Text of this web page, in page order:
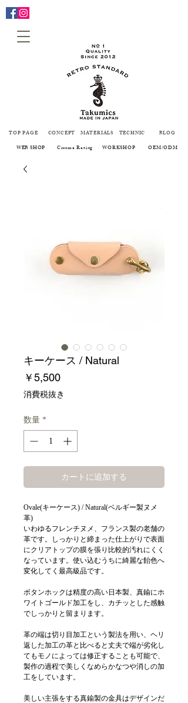
TOP PAGE CONCEPT MATERIALS TECHNIC
BLOG
WEB SHOP
Creema Rating WORKSHOP OEM/ODM
キーケース / Natural
￥5,500価
格
消費税抜き
数量 *
カートに追加する
Ovale(キーケース) / Natural(ベルギー製ヌメ
革)
いわゆるフレンチヌメ、フランス製の老舗の
革です。しっかりと締まった仕上がりで表面
にクリアトップの膜を張り比較的汚れにくく
なっています。使い込むうちに綺麗な飴色へ
変化してく最高級品です。
ボタンホックは精度の高い日本製、真鍮にホ
ワイトゴールド加工をし、カチッとした感触
でしっかりと留まります。
革の端は切り目加工という製法を用い、ヘリ
返した加工の革と比べると丈夫で端が劣化し
てもモノによっては修正することも可能で、
製作の過程で美しくなめらかなつや消しの加
工をしています。
美しい主張をする真鍮製の金具はデザインだ